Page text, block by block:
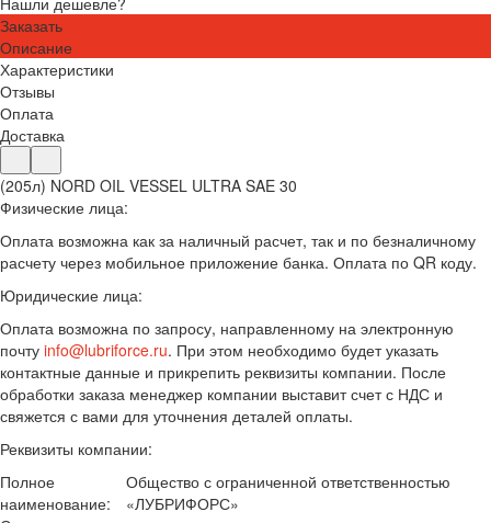
Заказать
Описание
Характеристики
Отзывы
Оплата
Доставка
(205л) NORD OIL VESSEL ULTRA SAE 30
Физические лица:
Оплата возможна как за наличный расчет, так и по безналичному
расчету через мобильное приложение банка. Оплата по QR коду.
Юридические лица:
Оплата возможна по запросу, направленному на электронную
почту info@lubriforce.ru. При этом необходимо будет указать
контактные данные и прикрепить реквизиты компании. После
обработки заказа менеджер компании выставит счет с НДС и
свяжется с вами для уточнения деталей оплаты.
Реквизиты компании:
Полное
наименование:
Общество с ограниченной ответственностью
«ЛУБРИФОРС»